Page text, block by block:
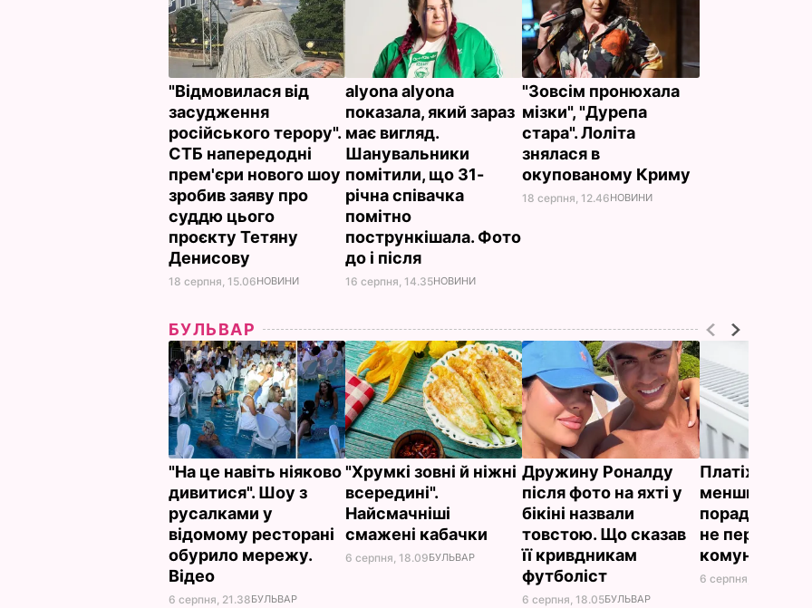
"Відмовилася від
засудження
російського терору".
СТБ напередодні
прем'єри нового шоу
зробив заяву про
суддю цього
проєкту Тетяну
Денисову
18 серпня, 15.06НОВИНИ
alyona alyona
показала, який зараз
має вигляд.
Шанувальники
помітили, що 31-
річна співачка
помітно
пострункішала. Фото
до і після
16 серпня, 14.35НОВИНИ
"Зовсім пронюхала
мізки", "Дурепа
стара". Лоліта
знялася в
окупованому Криму
18 серпня, 12.46НОВИНИ
БУЛЬВАР
"На це навіть ніяково
дивитися". Шоу з
русалками у
відомому ресторані
обурило мережу.
Відео
6 серпня, 21.38БУЛЬВАР
"Хрумкі зовні й ніжні
всередині".
Найсмачніші
смажені кабачки
6 серпня, 18.09БУЛЬВАР
Дружину Роналду
після фото на яхті у
бікіні назвали
товстою. Що сказав
її кривдникам
футболіст
6 серпня, 18.05БУЛЬВАР
Платіжки
меншими –
поради "без
не
комуналку
6 серпня, 17.13